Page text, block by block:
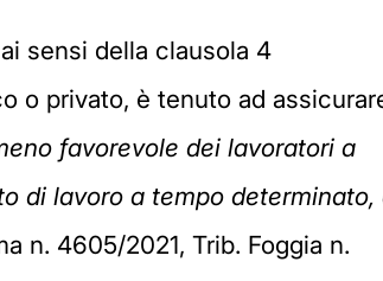
sensi della clausola 4
o privato, è tenuto ad
favorevole dei lavoratori a
di lavoro a tempo determinato,
n. 4605/2021, Trib. Foggia n.